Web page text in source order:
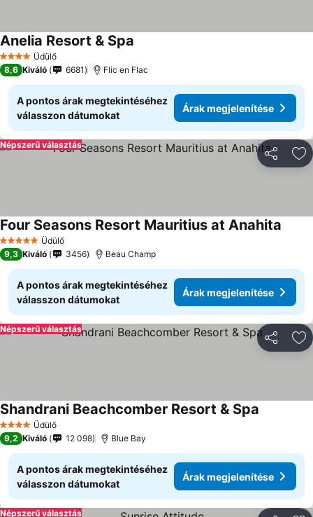
4 KategóriaÜdülő
Anelia Resort & Spa
8,6 Kiváló 6681 Flic en Flac
A pontos árak megtekintéséhez
válasszon dátumokat
Árak megjelenítése
Népszerű választás
5 KategóriaÜdülő
Four Seasons Resort Mauritius at Anahita
9,3 Kiváló 3456 Beau Champ
A pontos árak megtekintéséhez
válasszon dátumokat
Árak megjelenítése
Népszerű választás
4 KategóriaÜdülő
Shandrani Beachcomber Resort & Spa
9,2 Kiváló 12 098 Blue Bay
A pontos árak megtekintéséhez
válasszon dátumokat
Árak megjelenítése
Népszerű választás